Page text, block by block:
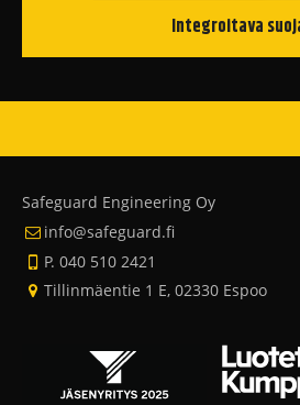
Integroitava
Safeguard Engineering Oy
info@safeguard.fi
P. 040 510 2421
Tillinmäentie 1 E, 02330 Espoo